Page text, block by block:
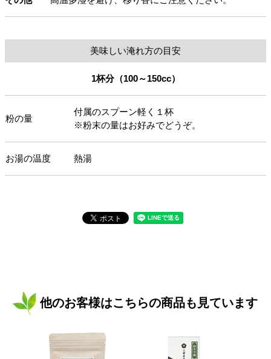
美味しい淹れ方の目安
1杯分（100～150cc）
粉の量
付属のスプーン軽く１杯
※粉末の量はお好みでどうぞ。
お湯の温度 熱湯
他のお客様はこちらの商品も見ています